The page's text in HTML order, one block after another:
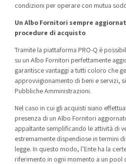
condizioni per operare con mutua
Un Albo Fornitori sempre
procedure di acquisto
Tramite la piattaforma PRO-Q è
su un Albo Fornitori perfettamente
garantisce vantaggi a tutti coloro che
approvvigionamento di beni e servizi,
Pubbliche Amministrazioni.
Nel caso in cui gli acquisti siano
presenza di un Albo Fornitori
appaltante semplificando le attività di
estremamente dispendiose in termini
legge. In questo modo, l’Ente ha la
riferimento in ogni momento a un